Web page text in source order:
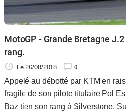
MotoGP - Grande Bretagne
rang.
Le 26/08/2018 0
Appelé au débotté par KTM en
fragile de son pilote titulaire Pol
Baz tien son rang à Silverstone.